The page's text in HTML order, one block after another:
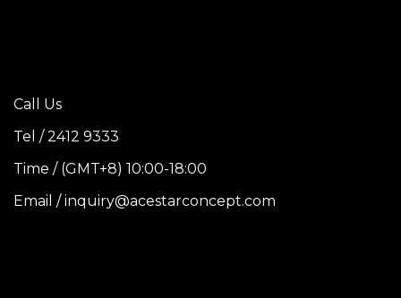
Call Us
Tel / 2412 9333
Time / (GMT+8) 10:00-18:00
Email / inquiry@acestarconcept.com